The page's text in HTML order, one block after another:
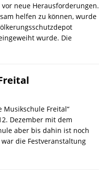
neue Herausforderungen.
helfen zu können, wurde
wurde. Die
Musikschule Freital“
Dezember mit dem
aber bis dahin ist noch
die Festveranstaltung